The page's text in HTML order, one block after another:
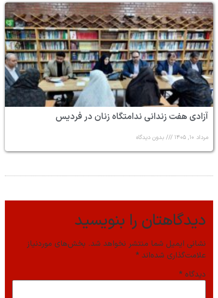
آزادی هفت زندانی ندامتگاه زنان در فردیس
مرداد ۱۰, ۱۴۰۵ بدون دیدگاه
دیدگاهتان را بنویسید
نشانی ایمیل شما منتشر نخواهد شد. بخش‌های موردنیاز
علامت‌گذاری شده‌اند *
دیدگاه *